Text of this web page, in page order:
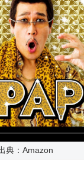
典：Amazon